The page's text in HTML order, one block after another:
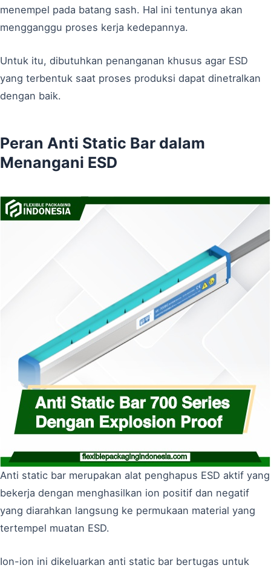
menempel pada batang sash. Hal ini tentunya akan
mengganggu proses kerja kedepannya.
Untuk itu, dibutuhkan penanganan khusus agar ESD
yang terbentuk saat proses produksi dapat dinetralkan
dengan baik.
Peran Anti Static Bar dalam
Menangani ESD
Anti static bar merupakan alat penghapus ESD aktif yang
bekerja dengan menghasilkan ion positif dan negatif
yang diarahkan langsung ke permukaan material yang
tertempel muatan ESD.
Ion-ion ini dikeluarkan anti static bar bertugas untuk